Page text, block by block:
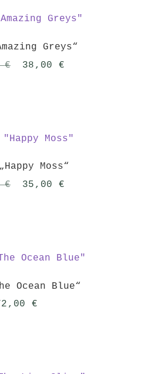
Greys“
€
Ursprünglicher
38,00 €
Moss“
€
Ursprünglicher
35,00 €
Ocean Blue“
€